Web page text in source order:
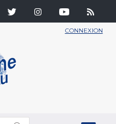
CONNEXION